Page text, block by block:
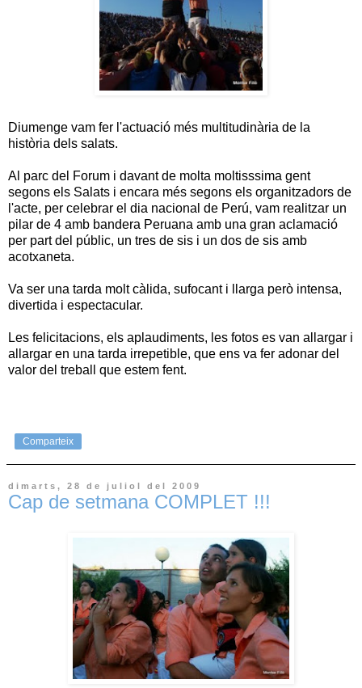
Diumenge vam fer l'actuació més multitudinària de la
història dels salats.
Al parc del Forum i davant de molta moltisssima gent
segons els Salats i encara més segons els organitzadors de
l'acte, per celebrar el dia nacional de Perú, vam realitzar un
pilar de 4 amb bandera Peruana amb una gran aclamació
per part del públic, un tres de sis i un dos de sis amb
acotxaneta.
Va ser una tarda molt càlida, sufocant i llarga però intensa,
divertida i espectacular.
Les felicitacions, els aplaudiments, les fotos es van allargar i
allargar en una tarda irrepetible, que ens va fer adonar del
valor del treball que estem fent.
Comparteix
dimarts, 28 de juliol del 2009
Cap de setmana COMPLET !!!